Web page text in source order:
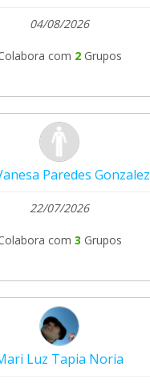
04/08/2026
com 2 Grupos
Paredes Gonzalez
22/07/2026
com 3 Grupos
Luz Tapia Noria